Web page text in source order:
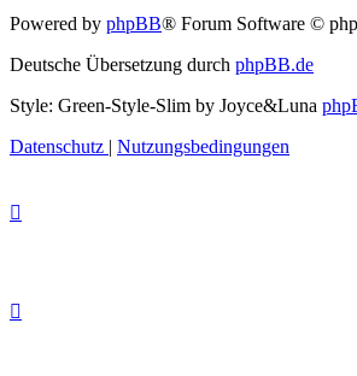
Powered by phpBB® Forum Software ©
Deutsche Übersetzung durch phpBB.de
Style: Green-Style-Slim by Joyce&Luna
Datenschutz | Nutzungsbedingungen